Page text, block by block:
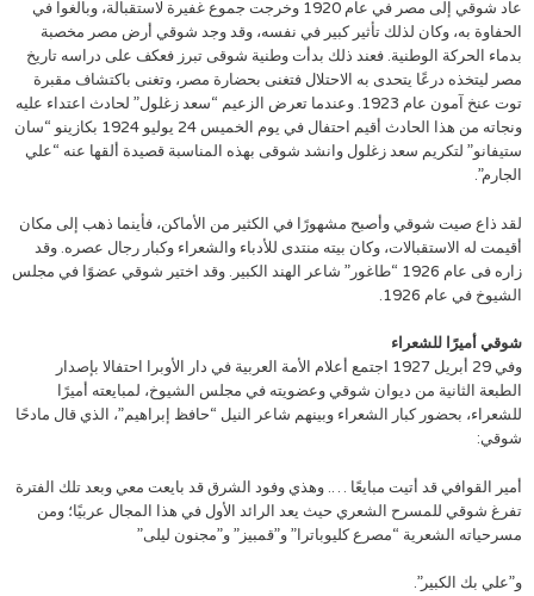
عاد شوقي إلى مصر في عام 1920 وخرجت جموع غفيرة لاستقبالة، وبالغوا في
الحفاوة به، وكان لذلك تأثير كبير في نفسه، وقد وجد شوقي أرض مصر مخصبة
بدماء الحركة الوطنية. فعند ذلك بدأت وطنية شوقى تبرز فعكف على دراسه تاريخ
مصر ليتخذه درعًا يتحدى به الاحتلال فتغنى بحضارة مصر، وتغنى باكتشاف مقبرة
توت عنخ آمون عام 1923. وعندما تعرض الزعيم “سعد زغلول” لحادث اعتداء عليه
ونجاته من هذا الحادث أقيم احتفال في يوم الخميس 24 يوليو 1924 بكازينو “سان
ستيفانو” لتكريم سعد زغلول وانشد شوقى بهذه المناسبة قصيدة ألقها عنه “علي
الجارم”.
لقد ذاع صيت شوقي وأصبح مشهورًا في الكثير من الأماكن، فأينما ذهب إلى مكان
أقيمت له الاستقبالات، وكان بيته منتدى للأدباء والشعراء وكبار رجال عصره. وقد
زاره فى عام 1926 “طاغور” شاعر الهند الكبير. وقد اختير شوقي عضوًا في مجلس
الشيوخ في عام 1926.
شوقي أميرًا للشعراء
وفي 29 أبريل 1927 اجتمع أعلام الأمة العربية في دار الأوبرا احتفالا بإصدار
الطبعة الثانية من ديوان شوقي وعضويته في مجلس الشيوخ، لمبايعته أميرًا
للشعراء، بحضور كبار الشعراء وبينهم شاعر النيل “حافظ إبراهيم”، الذي قال مادحًا
شوقي:
أمير القوافي قد أتيت مبايعًا …. وهذي وفود الشرق قد بايعت معي وبعد تلك الفترة
تفرغ شوقي للمسرح الشعري حيث يعد الرائد الأول في هذا المجال عربيًا؛ ومن
مسرحياته الشعرية “مصرع كليوباترا” و”قمبيز” و”مجنون ليلى”
و”علي بك الكبير”.